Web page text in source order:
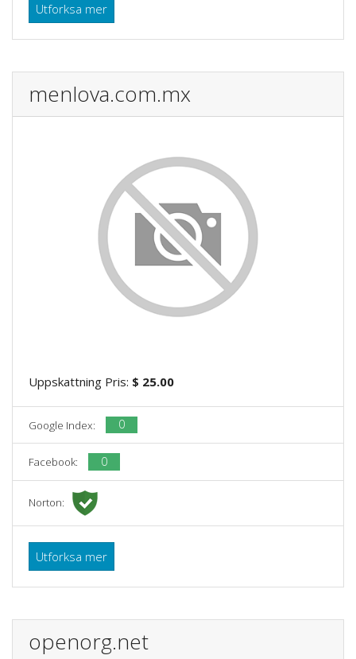
Utforksa mer
menlova.com.mx
Uppskattning Pris: $ 25.00
Google Index: 0
Facebook: 0
Norton:
Utforksa mer
openorg.net